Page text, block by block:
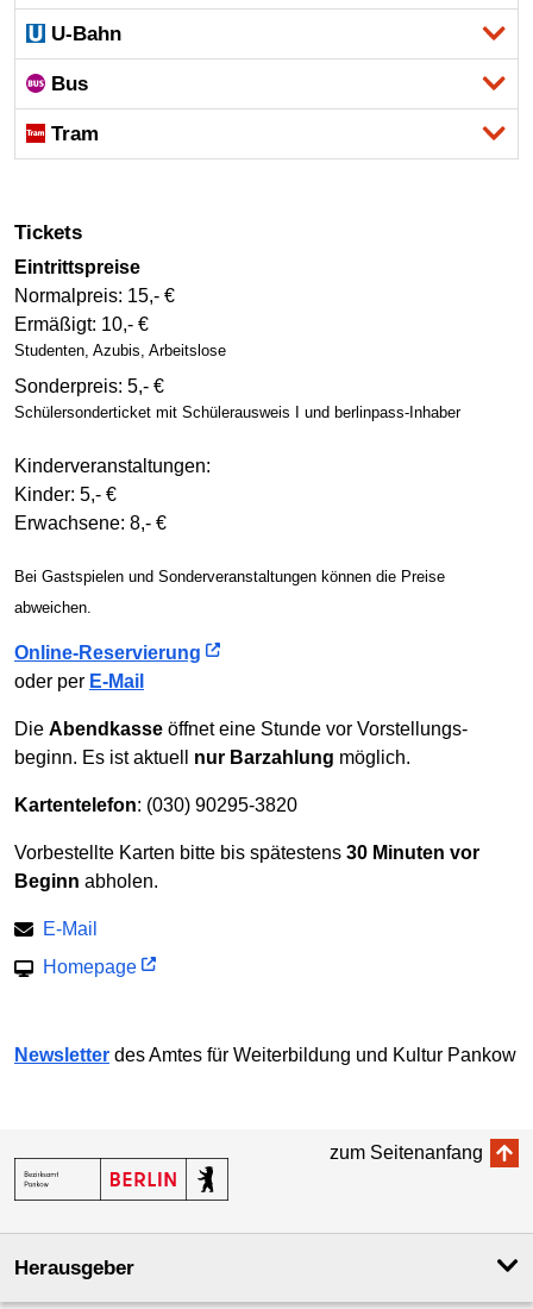
U-Bahn
Bus
Tram
Tickets
Eintrittspreise
Normalpreis: 15,- €
Ermäßigt: 10,- €
Studenten, Azubis, Arbeitslose
Sonderpreis: 5,- €
Schüler­sonder­ticket mit Schüler­ausweis I und berlinpass-Inhaber
Kinderveranstaltungen:
Kinder: 5,- €
Erwachsene: 8,- €
Bei Gastspielen und Sonder­ver­an­stal­tun­gen können die Preise
abweichen.
Online-Reservierung
oder per E-Mail
Die Abendkasse öffnet eine Stunde vor Vor­stellungs­
beginn. Es ist aktuell nur Barzahlung möglich.
Kartentelefon: (030) 90295-3820
Vorbestellte Karten bitte bis spätestens 30 Minuten vor
Beginn abholen.
E-Mail
Homepage
Newsletter des Amtes für Weiter­bildung und Kultur Pankow
zum Seitenanfang
Herausgeber